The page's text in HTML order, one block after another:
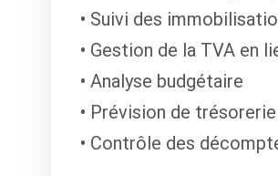
Suivi des
Gestion de la TVA en
Analyse budgétaire
Prévision de
Contrôle des